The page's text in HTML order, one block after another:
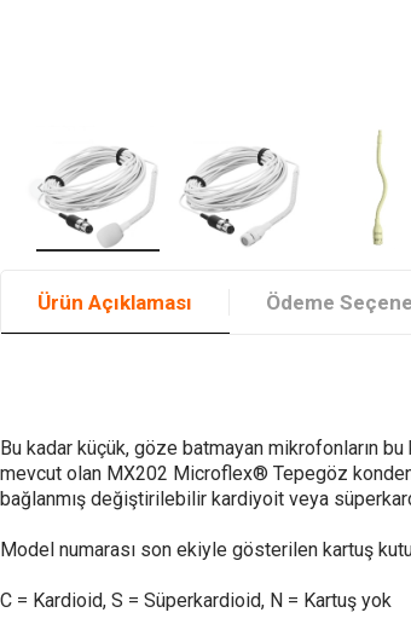
Ürün Açıklaması Ödeme
Bu kadar küçük, göze batmayan mikrofonların
mevcut olan MX202 Microflex® Tepegöz
bağlanmış değiştirilebilir kardiyoit veya
Model numarası son ekiyle gösterilen kartuş
C = Kardioid, S = Süperkardioid, N = Kartuş yok